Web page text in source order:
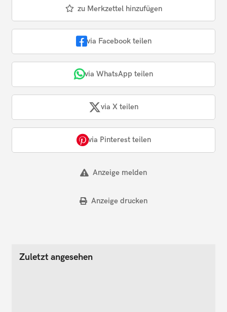
zu Merkzettel hinzufügen
via Facebook teilen
via WhatsApp teilen
via X teilen
via Pinterest teilen
Anzeige melden
Anzeige drucken
Zuletzt angesehen